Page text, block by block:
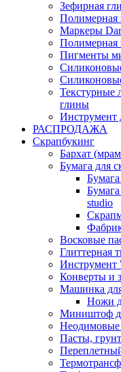
Зефирная
Полимерная
Маркеры
Полимерная
Пигменты
Текстурные
глины
Инструмент
РАСПРОДАЖА
Скрапбукинг
Бархат
Бумага для
studio
Восковые
Глиттерная
Инструмент
Конверты и
Машинка
Ножи
Миништоф
Пасты,